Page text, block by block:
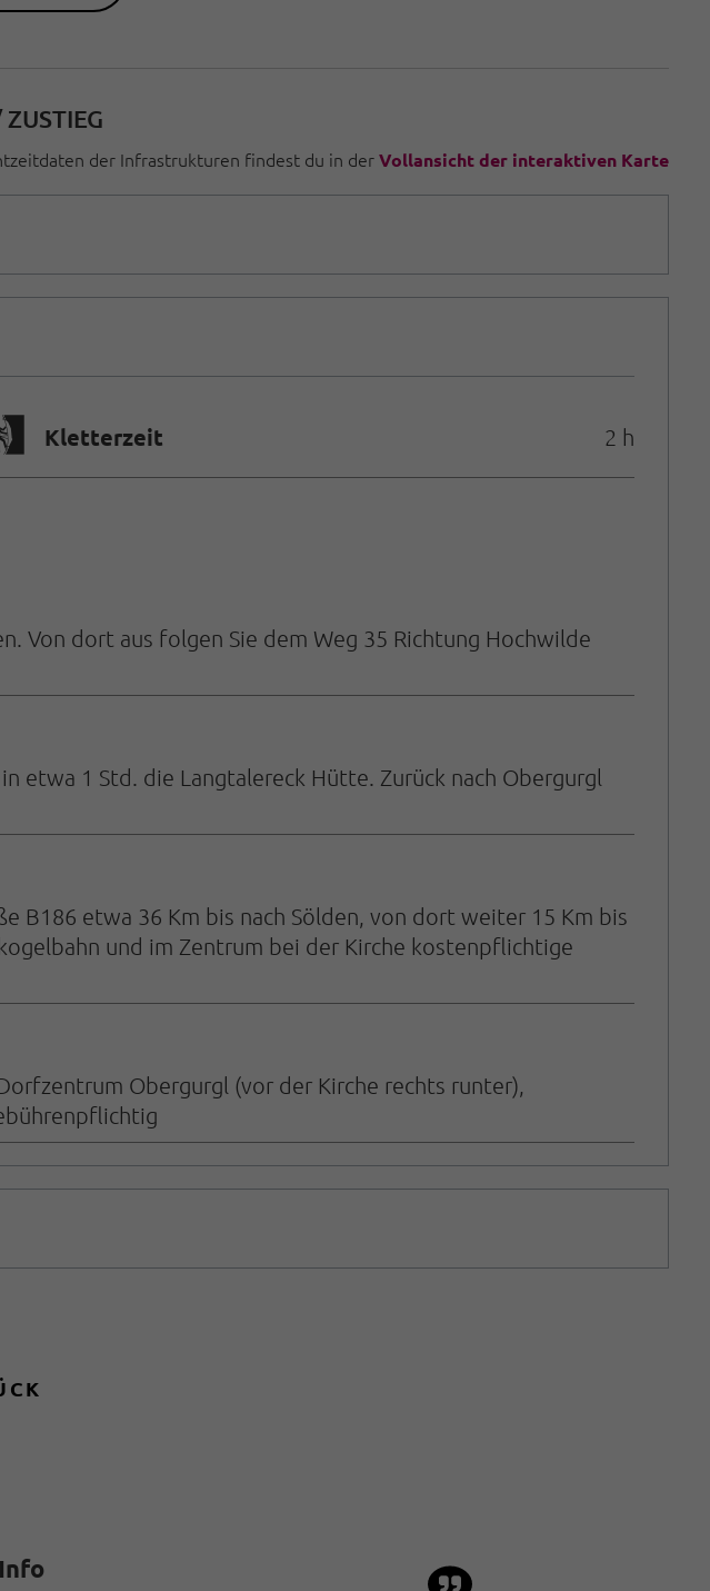
der Infrastrukturen findest du in derVollansicht der interaktiven Karte
Kletterzeit 2 h
Von dort aus folgen Sie dem Weg 35 Richtung Hochwilde
etwa 1 Std. die Langtalereck Hütte. Zurück nach Obergurgl
B186 etwa 36 Km bis nach Sölden, von dort weiter 15 Km bis
und im Zentrum bei der Kirche kostenpflichtige
Obergurgl (vor der Kirche rechts runter),